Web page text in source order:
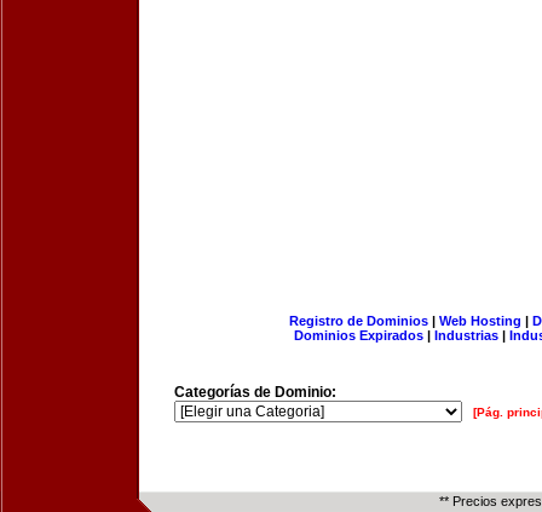
Registro de Dominios| Web Hosting |
Dominios Expirados | Industrias |
Categorías de Dominio:
[Pág.
** Precios